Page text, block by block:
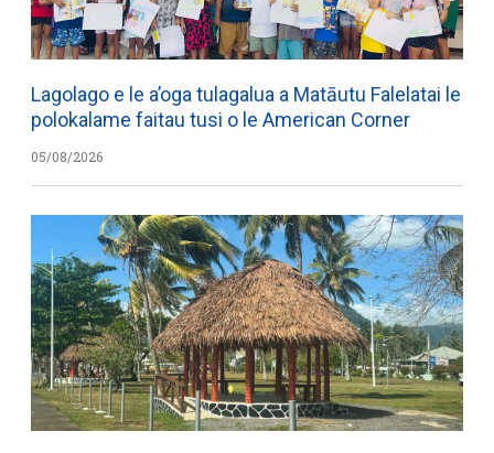
Lagolago e le a’oga tulagalua a Matāutu Falelatai le
polokalame faitau tusi o le American Corner
05/08/2026